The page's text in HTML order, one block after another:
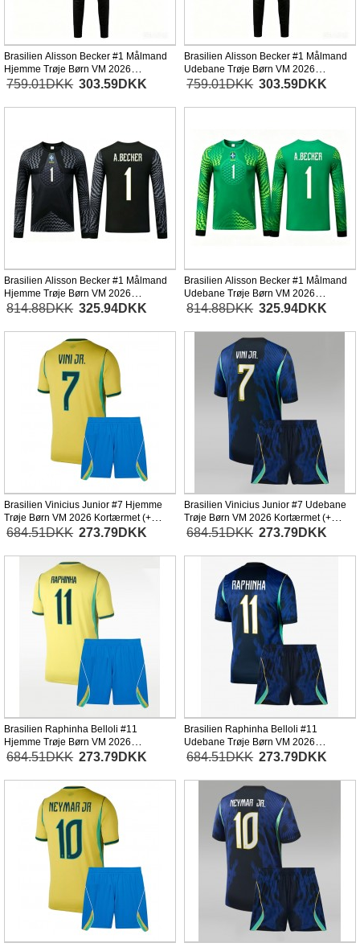
Brasilien Alisson Becker #1 Målmand
Hjemme Trøje Børn VM 2026
Kortærmet (+ Korte bukser)
759.01DKK 303.59DKK
Brasilien Alisson Becker #1 Målmand
Udebane Trøje Børn VM 2026
Kortærmet (+ Korte bukser)
759.01DKK 303.59DKK
Brasilien Alisson Becker #1 Målmand
Hjemme Trøje Børn VM 2026
Langærmet (+ Korte bukser)
814.88DKK 325.94DKK
Brasilien Alisson Becker #1 Målmand
Udebane Trøje Børn VM 2026
Langærmet (+ Korte bukser)
814.88DKK 325.94DKK
Brasilien Vinicius Junior #7 Hjemme
Trøje Børn VM 2026 Kortærmet (+
Korte bukser)
684.51DKK 273.79DKK
Brasilien Vinicius Junior #7 Udebane
Trøje Børn VM 2026 Kortærmet (+
Korte bukser)
684.51DKK 273.79DKK
Brasilien Raphinha Belloli #11
Hjemme Trøje Børn VM 2026
Kortærmet (+ Korte bukser)
684.51DKK 273.79DKK
Brasilien Raphinha Belloli #11
Udebane Trøje Børn VM 2026
Kortærmet (+ Korte bukser)
684.51DKK 273.79DKK